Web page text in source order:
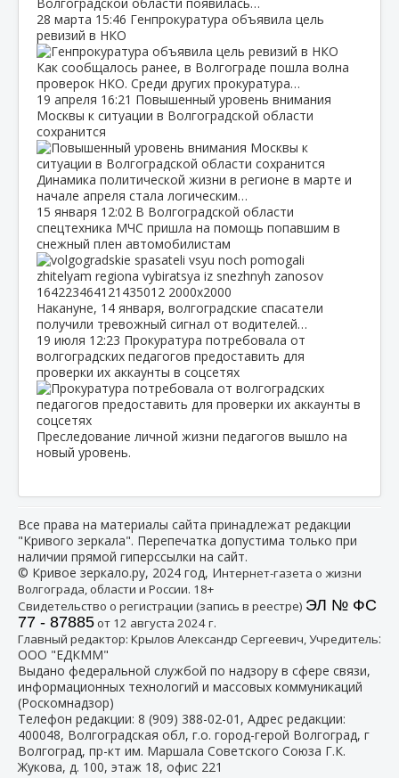
28 марта 15:46 Генпрокуратура объявила цель
ревизий в НКО
Как сообщалось ранее, в Волгограде пошла волна
проверок НКО. Среди других прокуратура…
19 апреля 16:21 Повышенный уровень внимания
Москвы к ситуации в Волгоградской области
сохранится
Динамика политической жизни в регионе в марте и
начале апреля стала логическим…
15 января 12:02 В Волгоградской области
спецтехника МЧС пришла на помощь попавшим в
снежный плен автомобилистам
Накануне, 14 января, волгоградские спасатели
получили тревожный сигнал от водителей…
19 июля 12:23 Прокуратура потребовала от
волгоградских педагогов предоставить для
проверки их аккаунты в соцсетях
Преследование личной жизни педагогов вышло на
новый уровень.
Все права на материалы сайта принадлежат редакции
"Кривого зеркала". Перепечатка допустима только при
наличии прямой гиперссылки на сайт.
© Кривое зеркало.ру, 2024 год, Интернет-газета о жизни
Волгограда, области и России. 18+
Свидетельство о регистрации (запись в реестре) ЭЛ № ФС
77 - 87885от 12 августа 2024 г.
Главный редактор: Крылов Александр Сергеевич, Учредитель:
ООО "ЕДКММ"
Выдано федеральной службой по надзору в сфере связи,
информационных технологий и массовых коммуникаций
(Роскомнадзор)
Телефон редакции: 8 (909) 388-02-01 , Адрес редакции:
400048, Волгоградская обл, г.о. город-герой Волгоград, г
Волгоград, пр-кт им. Маршала Советского Союза Г.К.
Жукова, д. 100, этаж 18, офис 221